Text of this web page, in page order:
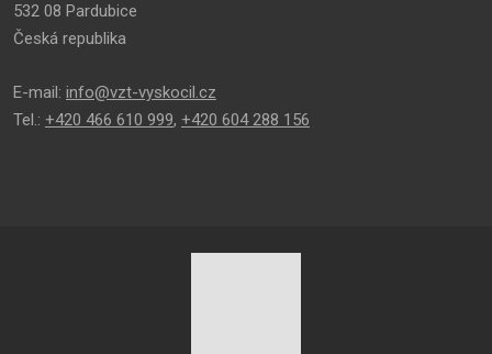
532 08 Pardubice
Česká republika
E-mail: info@vzt-vyskocil.cz
Tel.: +420 466 610 999, +420 604 288 156